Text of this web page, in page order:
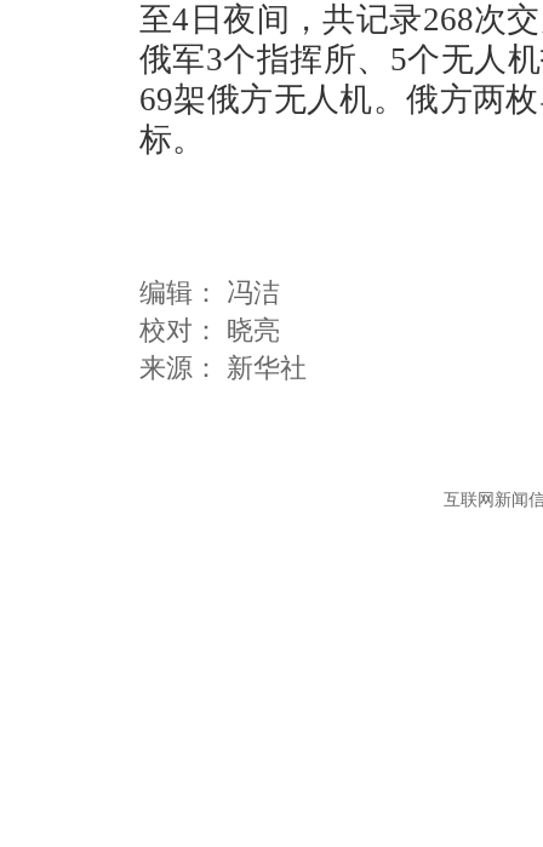
至4日夜间，共记录268次
俄军3个指挥所、5个无人
69架俄方无人机。俄方两
标。
编辑： 冯洁
校对： 晓亮
互联网新闻